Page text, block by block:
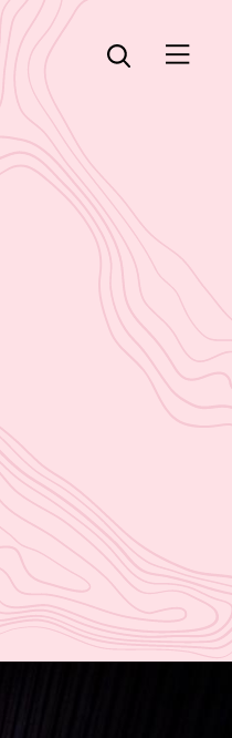
Öppna sök
Öppna menyn